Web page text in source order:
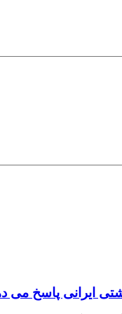
کشتی ایرانی پاسخ می